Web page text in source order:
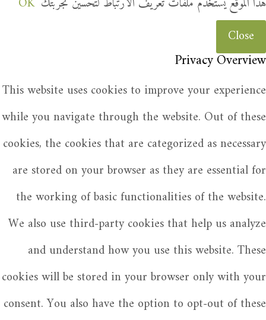
Close
Privacy Overview
This website uses cookies to improve your experience
while you navigate through the website. Out of these
cookies, the cookies that are categorized as necessary
are stored on your browser as they are essential for
the working of basic functionalities of the website.
We also use third-party cookies that help us analyze
and understand how you use this website. These
cookies will be stored in your browser only with your
consent. You also have the option to opt-out of these